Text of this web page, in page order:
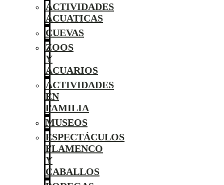
ACTIVIDADES
ACUATICAS
CUEVAS
ZOOS
Y
ACUARIOS
ACTIVIDADES
EN
FAMILIA
MUSEOS
ESPECTÁCULOS
FLAMENCO
Y
CABALLOS